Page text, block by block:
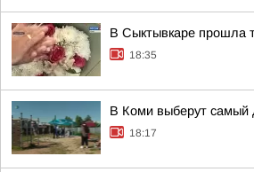
В Сыктывкаре прошла
18:35
В Коми выберут
18:17